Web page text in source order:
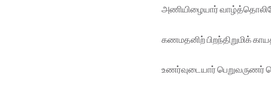
அணியிழையார்
கணமதனிற் பிறந்திறுமிக்
உணர்வுடையார் பெறுவருணர்